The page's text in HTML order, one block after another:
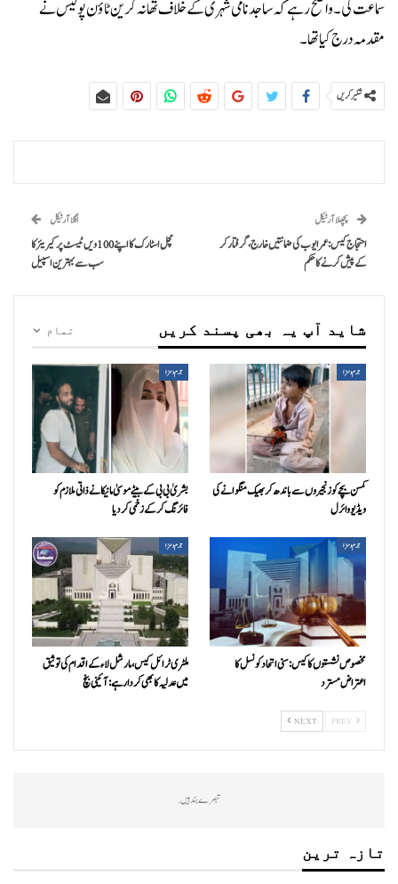
سماعت کی ۔ واضح رہے کہ ساجد نامی شہری کے خلاف تھانہ گرین ٹاؤن پولیس نے
مقدمہ درج کیا تھا۔
شئیر کریں
پچھلا آرٹیکل
احتجاج کیس: عمر ایوب کی ضمانتیں خارج، گرفتار کر
کے پیش کرنے کا حکم
اگلا آرٹیکل
مچل اسٹارک کا اپنے 100 ویں ٹیسٹ پر کیریئر کا
سب سے بہترین اسپیل
تمام شاید آپ یہ بھی پسند کریں
جرم و سزا
کمسن بچے کو زنجیروں سے باندھ کر بھیک منگوانے کی
ویڈیو وائرل
جرم و سزا
بشریٰ بی بی کے بیٹے موسیٰ مانیکا نے ذاتی ملازم کو
فائرنگ کر کے زخمی کردیا
جرم و سزا
مخصوص نشستوں کا کیس: سنی اتحاد کونسل کا
اعتراض مسترد
جرم و سزا
ملٹری ٹرائل کیس، مارشل لاء کے اقدام کی توثیق
میں عدلیہ کا بھی کردار ہے: آئینی بنچ
NEXT
تبصرے بند ہیں.
تازہ ترین